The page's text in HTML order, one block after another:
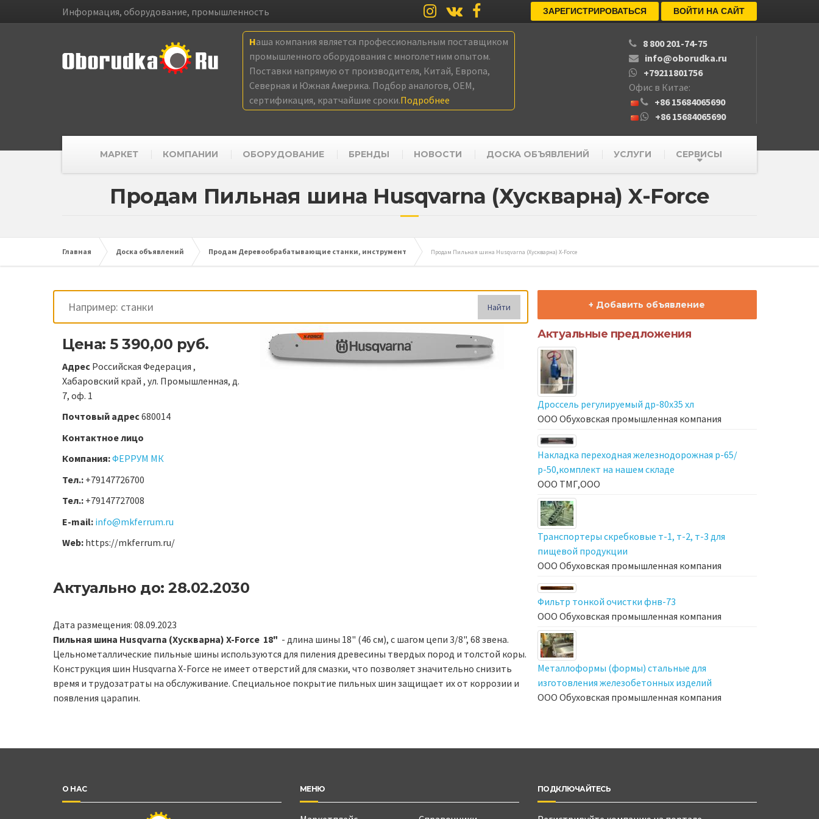
Информация, оборудование, промышленность ЗАРЕГИСТРИРОВАТЬСЯ ВОЙТИ НА САЙТ
Наша компания является профессиональным поставщиком
промышленного оборудования с многолетним опытом.
Поставки напрямую от производителя, Китай, Европа,
Северная и Южная Америка. Подбор аналогов, OEM,
сертификация, кратчайшие сроки.Подробнее
8 800 201-74-75
info@oborudka.ru
+79211801756
Офис в Китае:
+86 15684065690
+86 15684065690
МАРКЕТ КОМПАНИИ ОБОРУДОВАНИЕ БРЕНДЫ НОВОСТИ ДОСКА ОБЪЯВЛЕНИЙ УСЛУГИ СЕРВИСЫ
Продам Пильная шина Husqvarna (Хускварна) X-Force
Главная Доска объявлений Продам Деревообрабатывающие станки, инструмент Продам Пильная шина Husqvarna (Хускварна) X-Force
Найти
Цена: 5 390,00 руб.
Адрес Российская Федерация ,
Хабаровский край , ул. Промышленная, д.
7, оф. 1
Почтовый адрес680014
Контактное лицо
Компания:ФЕРРУМ МК
Тел.: +79147726700
Тел.: +79147727008
E-mail: info@mkferrum.ru
Web: https://mkferrum.ru/
Актуально до: 28.02.2030
Дата размещения: 08.09.2023
Пильная шина Husqvarna (Хускварна) X-Force 18" - длина шины 18" (46 см), с шагом цепи 3/8", 68 звена.
Цельнометаллические пильные шины используются для пиления древесины твердых пород и толстой коры.
Конструкция шин Husqvarna X-Force не имеет отверстий для смазки, что позволяет значительно снизить
время и трудозатраты на обслуживание. Специальное покрытие пильных шин защищает их от коррозии и
появления царапин.
+ Добавить объявление
Актуальные предложения
Дроссель регулируемый др-80х35 хл
ООО Обуховская промышленная компания
Накладка переходная железнодорожная р-65/
р-50,комплект на нашем складе
ООО ТМГ,ООО
Транспортеры скребковые т-1, т-2, т-3 для
пищевой продукции
ООО Обуховская промышленная компания
Фильтр тонкой очистки фнв-73
ООО Обуховская промышленная компания
Металлоформы (формы) стальные для
изготовления железобетонных изделий
ООО Обуховская промышленная компания
О НАС МЕНЮ ПОДКЛЮЧАЙТЕСЬ